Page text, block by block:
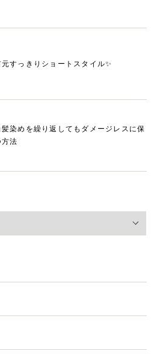
元すっきりショートスタイル✨
髪染めを繰り返してもダメージレスに保
方法